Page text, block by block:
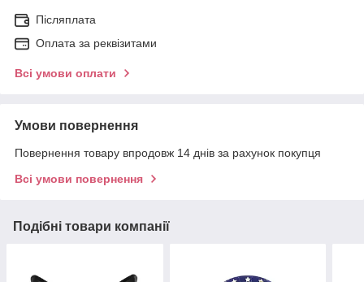
Післяплата
Оплата за реквізитами
Всі умови оплати
Умови повернення
Повернення товару впродовж 14 днів за рахунок покупця
Всі умови повернення
Подібні товари компанії